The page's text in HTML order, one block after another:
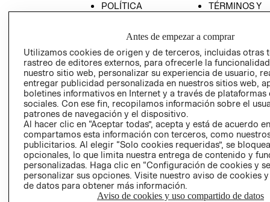
POLÍTICA
TÉRMINOS Y
AVISO DE
PRIVACIDAD
GIFT CARD
AVISO DE
COOKIES
Uruguay ($U)
Antes de empezar a comprar
Utilizamos cookies de origen y de terceros, incluidas otras
rastreo de editores externos, para ofrecerle la
nuestro sitio web, personalizar su experiencia de usuario,
entregar publicidad personalizada en nuestros sitios web,
boletines informativos en Internet y a través de plataformas
sociales. Con ese fin, recopilamos información sobre el
patrones de navegación y el dispositivo.
Al hacer clic en “Aceptar todas”, acepta y está de acuerdo
compartamos esta información con terceros, como
publicitarios. Al elegir “Solo cookies requeridas”, se
opcionales, lo que limita nuestra entrega de contenido y
personalizadas. Haga clic en “Configuración de cookies y
personalizar sus opciones. Visite nuestro aviso de cookies
de datos para obtener más información.
Aviso de cookies y uso compartido de datos